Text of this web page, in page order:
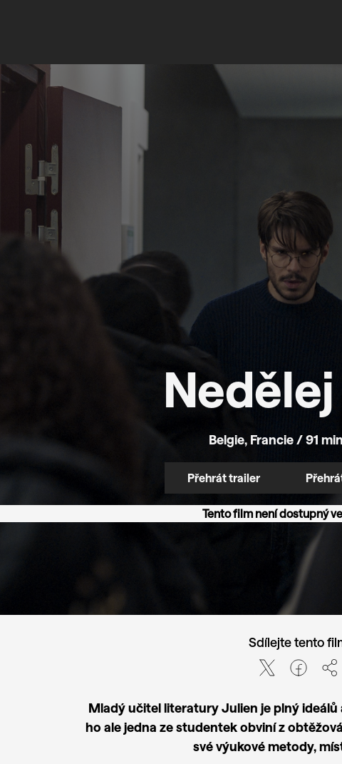
Belgie, Francie / 91
Přehrát trailer
Tento film není dostupný
Sdílejte tento
Mladý učitel literatury Julien je plný ideálů
ho ale jedna ze studentek obviní z
své výukové metody,